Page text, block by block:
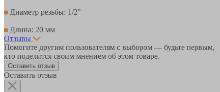
Диаметр резьбы: 1/2"
Длина: 20 мм
Отзывы
Помогите другим пользователям с выбором — будьте первым,
кто поделится своим мнением об этом товаре.
Оставить отзыв
Оставить отзыв